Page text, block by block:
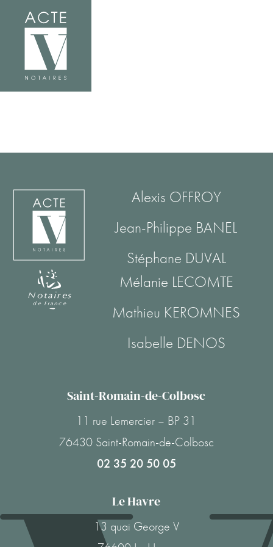
Alexis OFFROY
Jean-Philippe BANEL
Stéphane DUVAL
Mélanie LECOMTE
Mathieu KEROMNES
Isabelle DENOS
Saint-Romain-de-Colbosc
11 rue Lemercier – BP 31
76430 Saint-Romain-de-Colbosc
02 35 20 50 05
Le Havre
13 quai George V